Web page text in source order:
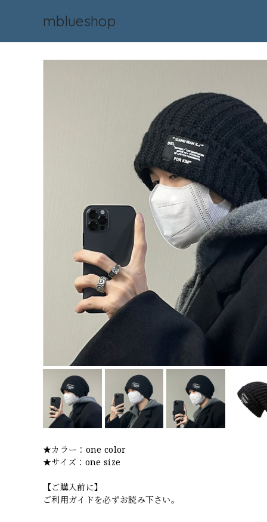
mblueshop
★カラー：one color
★サイズ：one size
【ご購入前に】
ご利用ガイドを必ずお読み下さい。